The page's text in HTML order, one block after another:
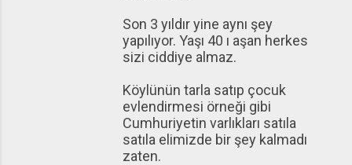
Son 3 yıldır yine aynı şey
yapılıyor. Yaşı 40 ı aşan herkes
sizi ciddiye almaz.
Köylünün tarla satıp çocuk
evlendirmesi örneği gibi
Cumhuriyetin varlıkları satıla
satıla elimizde bir şey kalmadı
zaten.